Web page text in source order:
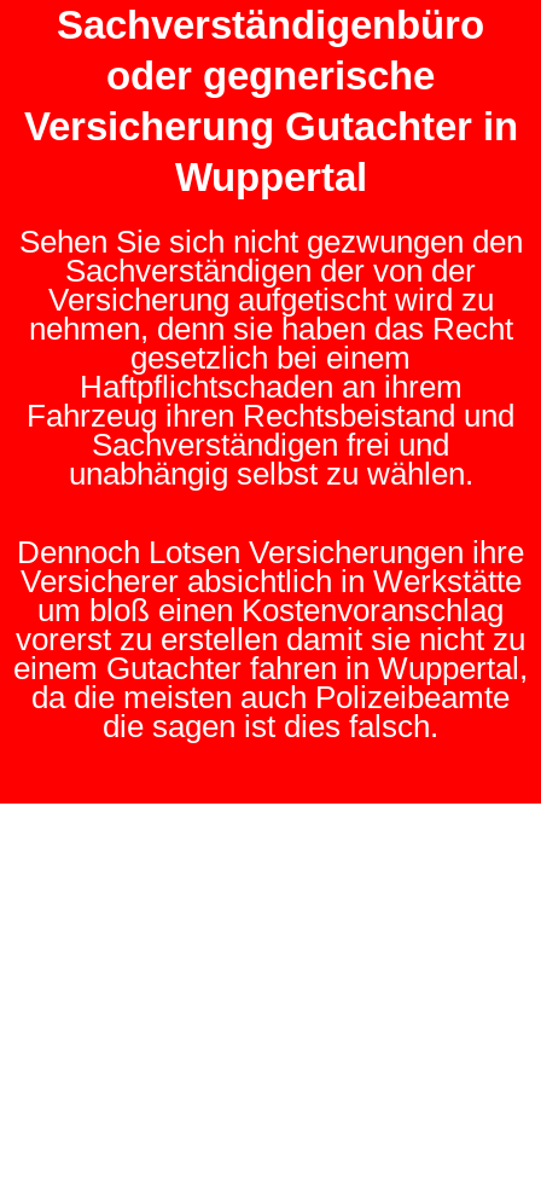
Sachverständigenbüro
oder gegnerische
Versicherung Gutachter in
Wuppertal
Sehen Sie sich nicht gezwungen den
Sachverständigen der von der
Versicherung aufgetischt wird zu
nehmen, denn sie haben das Recht
gesetzlich bei einem
Haftpflichtschaden an ihrem
Fahrzeug ihren Rechtsbeistand und
Sachverständigen frei und
unabhängig selbst zu wählen.
Dennoch Lotsen Versicherungen ihre
Versicherer absichtlich in Werkstätte
um bloß einen Kostenvoranschlag
vorerst zu erstellen damit sie nicht zu
einem Gutachter fahren in Wuppertal,
da die meisten auch Polizeibeamte
die sagen ist dies falsch.